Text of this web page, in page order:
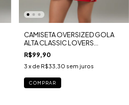
CAMISETA OVERSIZED GOLA
ALTA CLASSIC LOVERS
VALENTINE'S DAY PEITO
ESTAMPADO MALHA GOLD
R$99,90
3 x de R$33,30 sem juros
COMPRAR